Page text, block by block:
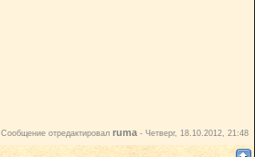
Сообщение отредактировал ruma - Четверг, 18.10.2012, 21:48